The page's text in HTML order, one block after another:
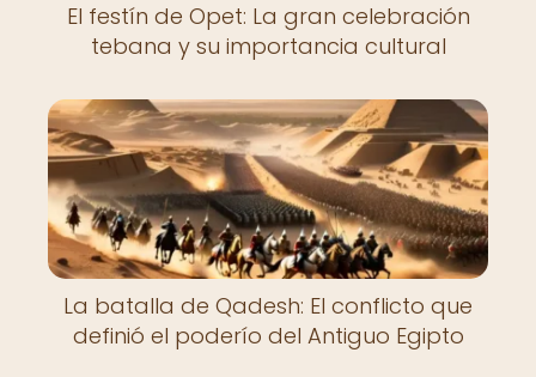
El festín de Opet: La gran celebración
tebana y su importancia cultural
La batalla de Qadesh: El conflicto que
definió el poderío del Antiguo Egipto